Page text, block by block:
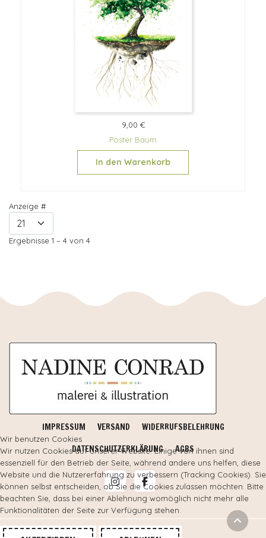
9,00 €
Poster Baum
In den Warenkorb
Anzeige #
Ergebnisse 1 – 4 von 4
IMPRESSUM VERSAND
WIDERRUFSBELEHRUNG
DATENSCHUTZERKLÄRUNG
AGBS
Wir benutzen Cookies
Wir nutzen Cookies auf unserer Website. Einige von ihnen sind
essenziell für den Betrieb der Seite, während andere uns helfen, diese
Website und die Nutzererfahrung zu verbessern (Tracking Cookies). Sie
können selbst entscheiden, ob Sie die Cookies zulassen möchten. Bitte
beachten Sie, dass bei einer Ablehnung womöglich nicht mehr alle
Funktionalitäten der Seite zur Verfügung stehen.